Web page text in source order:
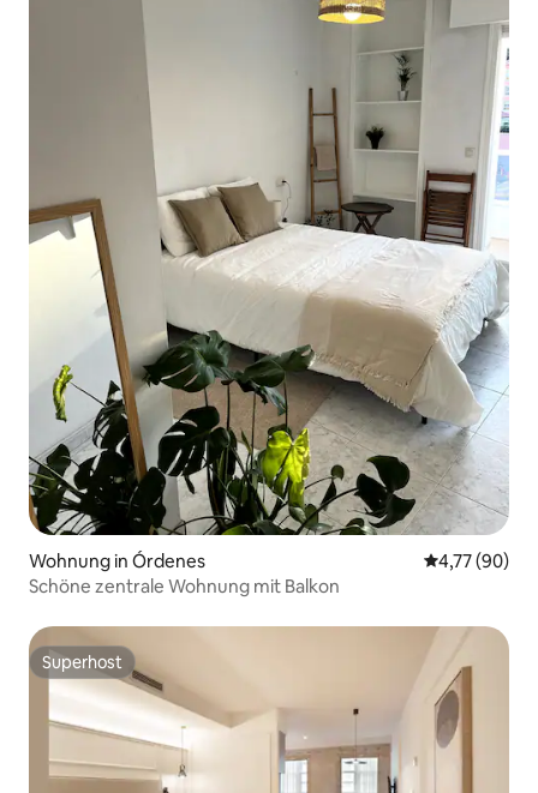
Wohnung in Órdenes
4,77 (90)
Schöne zentrale Wohnung mit Balkon
Superhost
Superhost